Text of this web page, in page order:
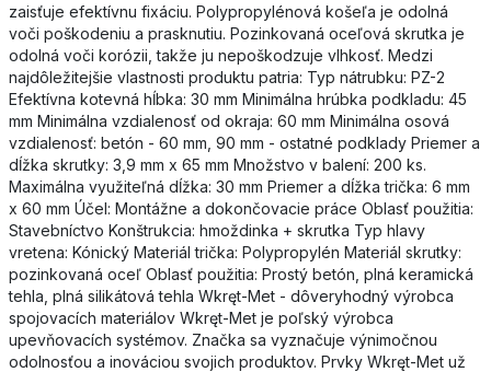
zaisťuje efektívnu fixáciu. Polypropylénová košeľa je odolná
voči poškodeniu a prasknutiu. Pozinkovaná oceľová skrutka je
odolná voči korózii, takže ju nepoškodzuje vlhkosť. Medzi
najdôležitejšie vlastnosti produktu patria: Typ nátrubku: PZ-2
Efektívna kotevná hĺbka: 30 mm Minimálna hrúbka podkladu: 45
mm Minimálna vzdialenosť od okraja: 60 mm Minimálna osová
vzdialenosť: betón - 60 mm, 90 mm - ostatné podklady Priemer a
dĺžka skrutky: 3,9 mm x 65 mm Množstvo v balení: 200 ks.
Maximálna využiteľná dĺžka: 30 mm Priemer a dĺžka trička: 6 mm
x 60 mm Účel: Montážne a dokončovacie práce Oblasť použitia:
Stavebníctvo Konštrukcia: hmoždinka + skrutka Typ hlavy
vretena: Kónický Materiál trička: Polypropylén Materiál skrutky:
pozinkovaná oceľ Oblasť použitia: Prostý betón, plná keramická
tehla, plná silikátová tehla Wkręt-Met - dôveryhodný výrobca
spojovacích materiálov Wkręt-Met je poľský výrobca
upevňovacích systémov. Značka sa vyznačuje výnimočnou
odolnosťou a inováciou svojich produktov. Prvky Wkręt-Met už